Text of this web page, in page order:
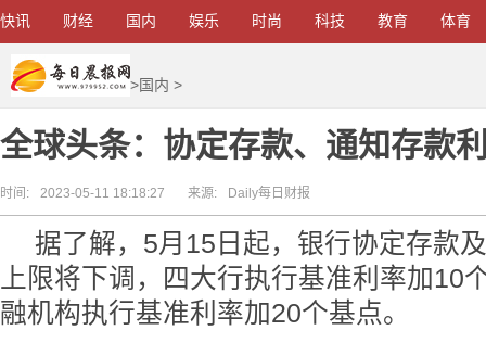
快讯 财经 国内 娱乐 时尚 科技 教育 体育
>国内 >
全球头条：协定存款、通知存款
时间: 2023-05-11 18:18:27 来源: Daily每日财报
据了解，5月15日起，银行协定存款
上限将下调，四大行执行基准利率加10
融机构执行基准利率加20个基点。